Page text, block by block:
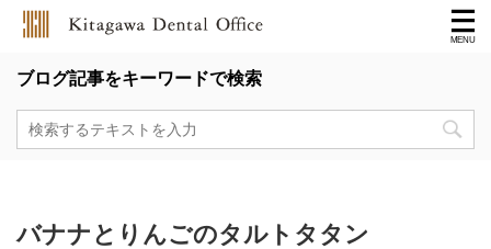
ブログ記事をキーワードで検索
バナナとりんごのタルトタタン